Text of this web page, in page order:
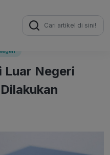
Search
for:
Luar Negeri